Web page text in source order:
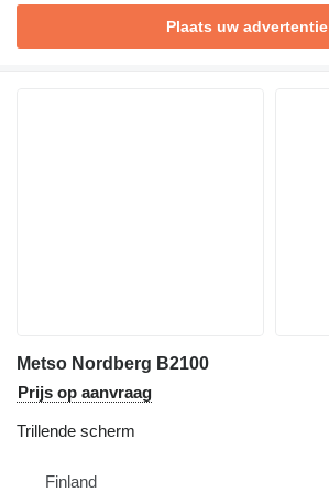
Plaats uw advertentie
Metso Nordberg B2100
Prijs op aanvraag
Trillende scherm
Finland